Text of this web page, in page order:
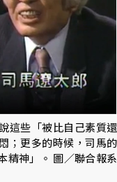
這些「被比自己素質還
；更多的時候，司馬的
精神」。 圖／聯合報系